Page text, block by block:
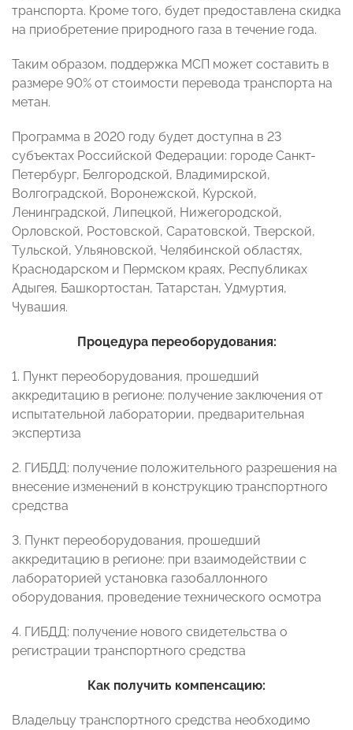
транспорта. Кроме того, будет предоставлена скидка
на приобретение природного газа в течение года.
Таким образом, поддержка МСП может составить в
размере 90% от стоимости перевода транспорта на
метан.
Программа в 2020 году будет доступна в 23
субъектах Российской Федерации: городе Санкт-
Петербург, Белгородской, Владимирской,
Волгоградской, Воронежской, Курской,
Ленинградской, Липецкой, Нижегородской,
Орловской, Ростовской, Саратовской, Тверской,
Тульской, Ульяновской, Челябинской областях,
Краснодарском и Пермском краях, Республиках
Адыгея, Башкортостан, Татарстан, Удмуртия,
Чувашия.
Процедура переоборудования:
1. Пункт переоборудования, прошедший
аккредитацию в регионе: получение заключения от
испытательной лаборатории, предварительная
экспертиза
2. ГИБДД: получение положительного разрешения на
внесение изменений в конструкцию транспортного
средства
3. Пункт переоборудования, прошедший
аккредитацию в регионе: при взаимодействии с
лабораторией установка газобаллонного
оборудования, проведение технического осмотра
4. ГИБДД: получение нового свидетельства о
регистрации транспортного средства
Как получить компенсацию:
Владельцу транспортного средства необходимо